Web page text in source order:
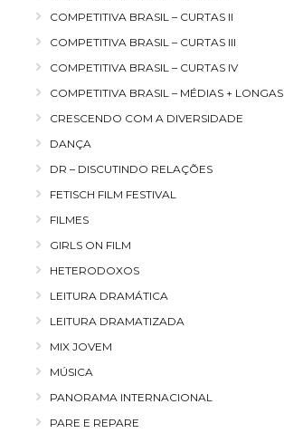
COMPETITIVA BRASIL – CURTAS II
COMPETITIVA BRASIL – CURTAS III
COMPETITIVA BRASIL – CURTAS IV
COMPETITIVA BRASIL – MÉDIAS + LONGAS
CRESCENDO COM A DIVERSIDADE
DANÇA
DR – DISCUTINDO RELAÇÕES
FETISCH FILM FESTIVAL
FILMES
GIRLS ON FILM
HETERODOXOS
LEITURA DRAMÁTICA
LEITURA DRAMATIZADA
MIX JOVEM
MÚSICA
PANORAMA INTERNACIONAL
PARE E REPARE